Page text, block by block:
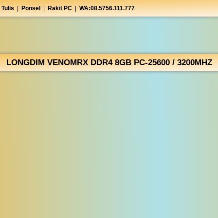
Ponsel Rakit PC WA:08.5756.111.777
LONGDIM VENOMRX DDR4 8GB PC-25600 / 3200MHZ